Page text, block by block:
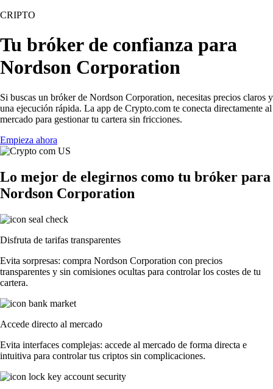
CRIPTO
Tu bróker de confianza para
Nordson Corporation
Si buscas un bróker de Nordson Corporation, necesitas precios claros y
una ejecución rápida. La app de Crypto.com te conecta directamente al
mercado para gestionar tu cartera sin fricciones.
Empieza ahora
Lo mejor de elegirnos como tu bróker para
Nordson Corporation
Disfruta de tarifas transparentes
Evita sorpresas: compra Nordson Corporation con precios
transparentes y sin comisiones ocultas para controlar los costes de tu
cartera.
Accede directo al mercado
Evita interfaces complejas: accede al mercado de forma directa e
intuitiva para controlar tus criptos sin complicaciones.